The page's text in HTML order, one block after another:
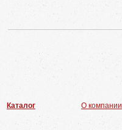
Каталог О компании